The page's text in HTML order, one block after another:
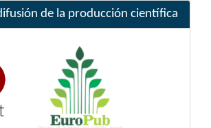
de la producción científica